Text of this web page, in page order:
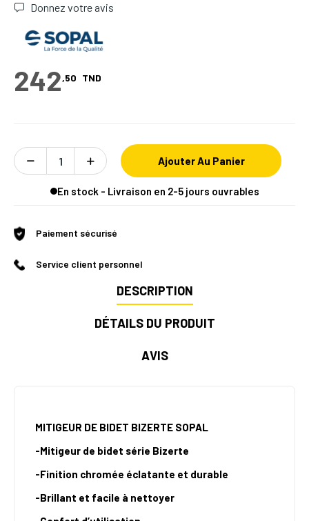
Donnez votre avis
242,50 TND
Ajouter Au Panier
En stock - Livraison en 2-5 jours ouvrables
Paiement sécurisé
Service client personnel
DESCRIPTION
DÉTAILS DU PRODUIT
AVIS
MITIGEUR DE BIDET BIZERTE SOPAL
-Mitigeur de bidet série Bizerte
-Finition chromée éclatante et durable
-Brillant et facile à nettoyer